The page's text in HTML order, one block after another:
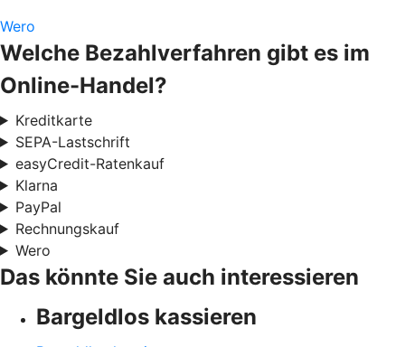
Wero
Welche Bezahlverfahren gibt es im
Online-Handel?
Kreditkarte
SEPA-Lastschrift
easyCredit-Ratenkauf
Klarna
PayPal
Rechnungskauf
Wero
Das könnte Sie auch interessieren
Bargeldlos kassieren